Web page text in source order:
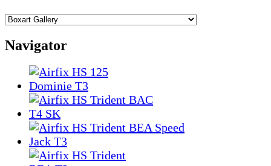
Navigator